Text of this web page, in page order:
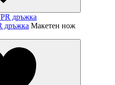
дръжка Макетен нож